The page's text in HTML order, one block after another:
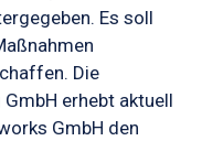
Es soll
Die
erhebt aktuell
GmbH den